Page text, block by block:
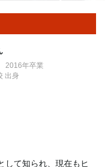
2016年卒業
出身
して知られ、現在もヒ